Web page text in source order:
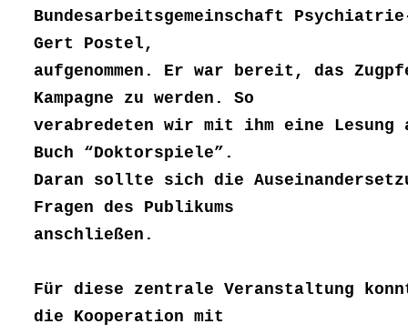
Bundesarbeitsgemeinschaft
Gert Postel,
aufgenommen. Er war bereit, das
Kampagne zu werden. So
verabredeten wir mit ihm eine Lesung
Buch “Doktorspiele”.
Daran sollte sich die
Fragen des Publikums
anschließen.
Für diese zentrale Veranstaltung
die Kooperation mit